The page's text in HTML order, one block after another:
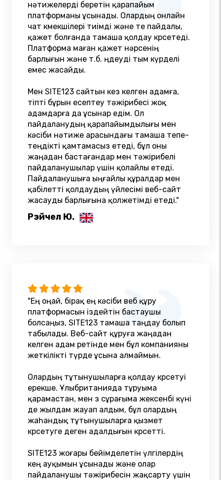
нәтижелерді беретін қарапайым
платформаны ұсынады. Олардың онлайн
чат көмекшілері тиімді және өте пайдалы,
қажет болғанда тамаша қолдау көрсетеді.
Платформа маған қажет нәрсенің
барлығын және т.б. өңдеуді тым күрделі
емес жасайды.
Мен SITE123 сайтын кез келген адамға,
тіпті бұрын есептеу тәжірибесі жоқ
адамдарға да ұсынар едім. Ол
пайдаланудың қарапайымдылығы мен
кәсіби нәтиже арасындағы тамаша тепе-
теңдікті қамтамасыз етеді, бұл оны
жаңадан бастағандар мен тәжірибелі
пайдаланушылар үшін қолайлы етеді.
Пайдаланушыға ыңғайлы құралдар мен
қабілетті қолдаудың үйлесімі веб-сайт
жасауды барлығына қолжетімді етеді."
Рэйчел Ю.
"Ең оңай, бірақ ең кәсіби веб құру
платформасын іздейтін бастаушы
болсаңыз, SITE123 тамаша таңдау болып
табылады. Веб-сайт құруға жаңадан
келген адам ретінде мен бұл компанияны
жеткілікті түрде ұсына алмаймын.
Олардың тұтынушыларға қолдау көрсетуі
ерекше. Ұлыбританияда тұруыма
қарамастан, мен өз сұрағыма жексенбі күні
де жылдам жауап алдым, бұл олардың
жаһандық тұтынушыларға қызмет
көрсетуге деген адалдығын көрсетті.
SITE123 жоғары бейімделетін үлгілердің
кең ауқымын ұсынады және олар
пайдаланушы тәжірибесін жақсарту үшін